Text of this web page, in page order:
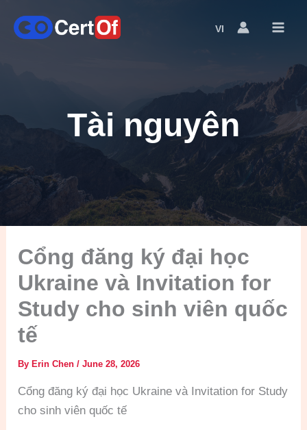
VILanguage
Tài nguyên
Cổng đăng ký đại học
Ukraine và Invitation for
Study cho sinh viên quốc
tế
ByErin Chen/June 28, 2026
Cổng đăng ký đại học Ukraine và Invitation for Study
cho sinh viên quốc tế